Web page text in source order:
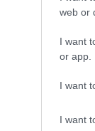
web or
I want
or app.
I want
I want